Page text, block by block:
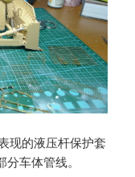
现的液压杆保护套
车体管线。